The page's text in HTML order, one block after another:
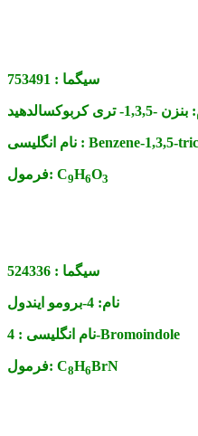
سیگما : 753491
بنزن -1,3,5- تری کربوکسالدهید
نام انگلیسی : Benzene-1,3,5-
فرمول: C9H6O3
سیگما : 524336
نام: 4-برومو ایندول
نام انگلیسی :4-Bromoindole
فرمول: C8H6BrN